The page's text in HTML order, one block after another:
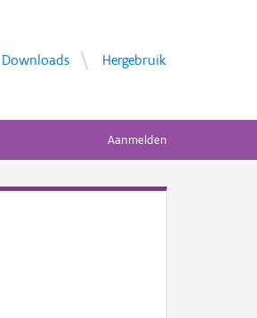
Downloads Hergebruik
Aanmelden